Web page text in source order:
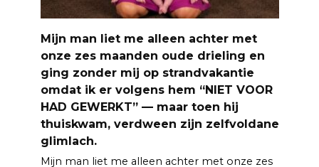
Mijn man liet me alleen achter met
onze zes maanden oude drieling en
ging zonder mij op strandvakantie
omdat ik er volgens hem “NIET VOOR
HAD GEWERKT” — maar toen hij
thuiskwam, verdween zijn zelfvoldane
glimlach.
Mijn man liet me alleen achter met onze zes